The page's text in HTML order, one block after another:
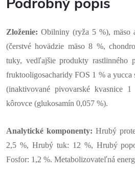
Zloženie: Obilniny (ryža 5 %), mäso
(čerstvé hovädzie mäso 8 %,
tuky, vedľajšie produkty rastlinného
fruktooligosacharidy FOS 1 % a yucca
(inaktivované pivovarské kvasnice
kôrovce (glukosamín 0,057 %).
Analytické komponenty: Hrubý
2,5 %, Hrubý tuk: 12 %, Hrubý
Fosfor: 1,2 %. Metabolizovateľná